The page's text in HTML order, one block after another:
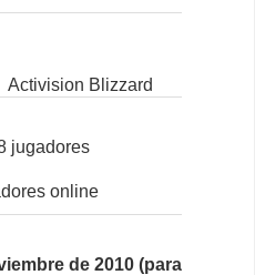
Activision Blizzard
jugadores
online
de 2010 (para